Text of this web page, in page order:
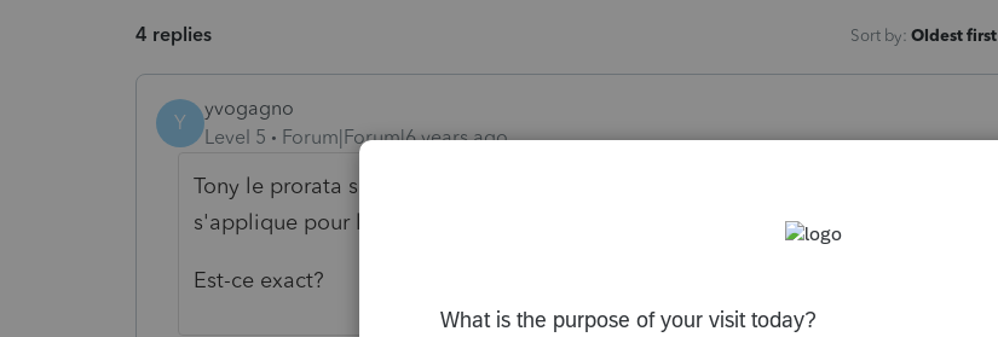
4 replies Sort by: Oldest first
Y
yvogagno
Level 5
Forum|Forum|6 years ago
Tony le prorata s'applique au Fédéral seulement, mais au Québec il
s'applique pour l'année au complet.
Est-ce exact?